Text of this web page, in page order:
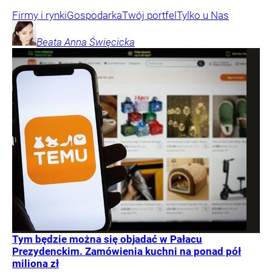
Firmy i rynkiGospodarkaTwój portfel Tylko u Nas
Beata Anna Święcicka
Tym będzie można się objadać w Pałacu
Prezydenckim. Zamówienia kuchni na ponad pół
miliona zł